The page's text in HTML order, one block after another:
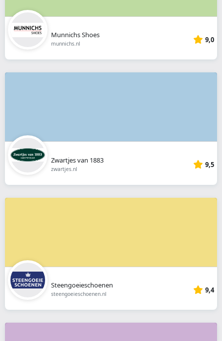
Munnichs Shoes
munnichs.nl 9,0
Zwartjes van 1883
zwartjes.nl 9,5
Steengoeieschoenen
steengoeieschoenen.nl 9,4